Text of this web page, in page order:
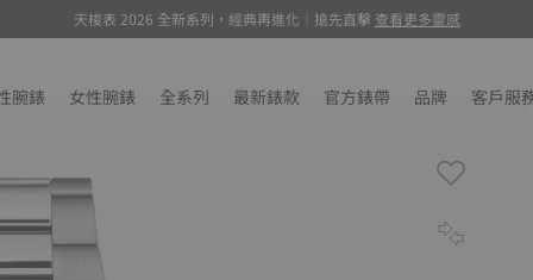
環法特展, 萬元聯名腕錶驚喜抽選, 瞭解更多
天梭表 2026 全新系列，經典再進化｜搶先直擊 查看更多靈感
腕錶 女性腕錶 全系列 最新錶款 官方錶帶 品牌 客戶服